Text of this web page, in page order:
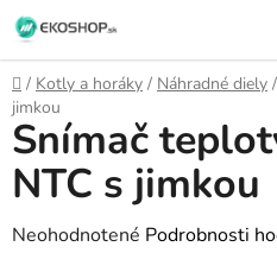
Prejsť
na
obsah
Domov
/ Kotly a horáky / Náhradné diely /
jimkou
Snímač
NTC s jimkou
Priemerné
Neohodnotené Podrobnosti